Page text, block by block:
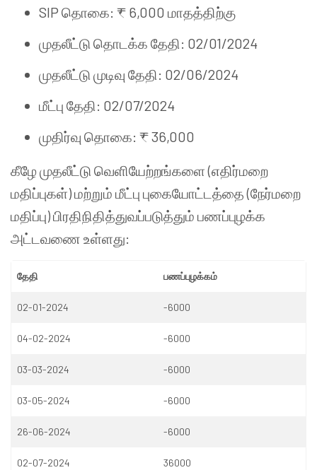
SIP தொகை: ₹ 6,000 மாதத்திற்கு
முதலீட்டு தொடக்க தேதி: 02/01/2024
முதலீட்டு முடிவு தேதி: 02/06/2024
மீட்பு தேதி: 02/07/2024
முதிர்வு தொகை: ₹ 36,000
கீழே முதலீட்டு வெளியேற்றங்களை (எதிர்மறை
மதிப்புகள்) மற்றும் மீட்பு புகையோட்டத்தை (நேர்மறை
மதிப்பு) பிரதிநிதித்துவப்படுத்தும் பணப்புழக்க
அட்டவணை உள்ளது:
தேதி பணப்புழக்கம்
02-01-2024 -6000
04-02-2024 -6000
03-03-2024 -6000
03-05-2024 -6000
26-06-2024 -6000
02-07-2024 36000